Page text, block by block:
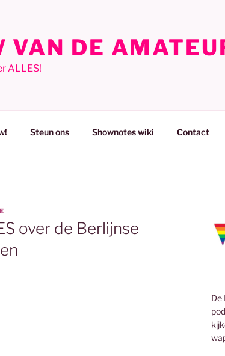
VAN DE
ALLES!
Steun ons Shownotes wiki Contact
over de Berlijnse
De